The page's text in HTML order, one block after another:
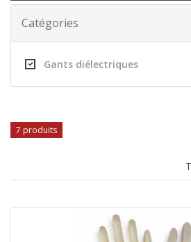
Catégories
Gants diélectriques
7 produits